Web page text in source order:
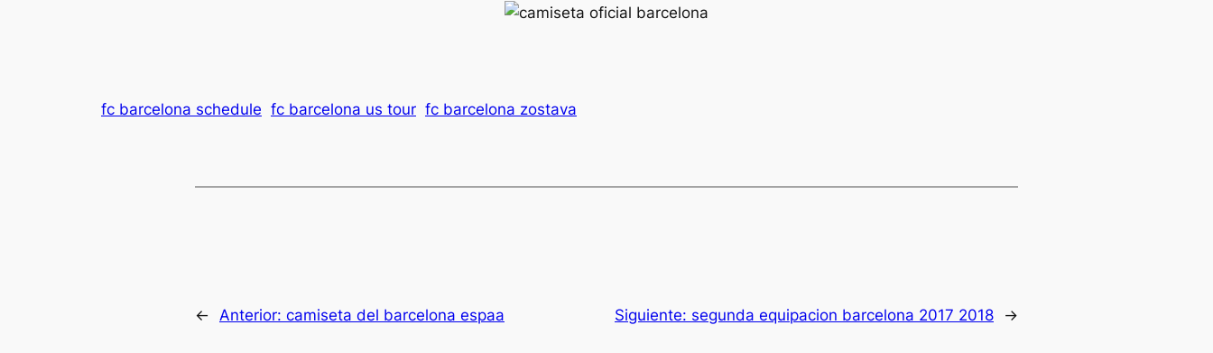
fc barcelona schedule fc barcelona us tour fc barcelona zostava
← Anterior: camiseta del barcelona espaa Siguiente: segunda equipacion barcelona 2017 2018 →